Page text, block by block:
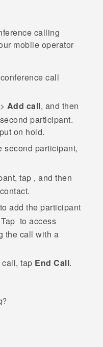
calling
mobile operator
call
> Add call, and then
participant.
on hold.
second participant,
tap , and then
to add the participant
Tap to access
the call with a
tap End Call.